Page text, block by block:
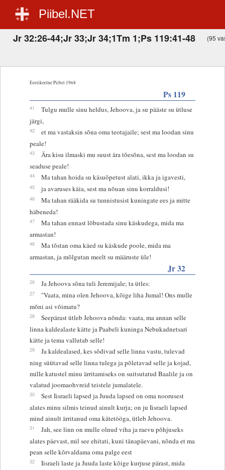
Piibel.NET
Jr 32:26-44;Jr 33;Jr 34;1Tm 1;Ps 119:41-48 (95
Eestikeelne Piibel 1968
Ps 119
41
Tulgu mulle sinu heldus, Jehoova, ja su pääste su ütluse
järgi,
42
et ma vastaksin sõna oma teotajaile; sest ma loodan sinu
peale!
43
Ära kisu ilmaski mu suust ära tõesõna, sest ma loodan su
seaduse peale!
44 Ma tahan hoida su käsuõpetust alati, ikka ja igavesti,
45 ja avaruses käia, sest ma nõuan sinu korraldusi!
46
Ma tahan rääkida su tunnistusist kuningate ees ja mitte
häbeneda!
47
Ma tahan ennast lõbustada sinu käskudega, mida ma
armastan!
48
Ma tõstan oma käed su käskude poole, mida ma
armastan, ja mõlgutan meelt su määruste üle!
Jr 32
26 Ja Jehoova sõna tuli Jeremijale; ta ütles:
27
"Vaata, mina olen Jehoova, kõige liha Jumal! Ons mulle
mõni asi võimatu?
28
Seepärast ütleb Jehoova nõnda: vaata, ma annan selle
linna kaldealaste kätte ja Paabeli kuninga Nebukadnetsari
kätte ja tema vallutab selle!
29
Ja kaldealased, kes sõdivad selle linna vastu, tulevad
ning süütavad selle linna tulega ja põletavad selle ja kojad,
mille katustel minu ärritamiseks on suitsutatud Baalile ja on
valatud joomaohvreid teistele jumalatele.
30
Sest Iisraeli lapsed ja Juuda lapsed on oma noorusest
alates minu silmis teinud ainult kurja; on ju Iisraeli lapsed
mind ainult ärritanud oma kätetööga, ütleb Jehoova.
31
Jah, see linn on mulle olnud viha ja raevu põhjuseks
alates päevast, mil see ehitati, kuni tänapäevani, nõnda et ma
pean selle kõrvaldama oma palge eest
32
Iisraeli laste ja Juuda laste kõige kurjuse pärast, mida